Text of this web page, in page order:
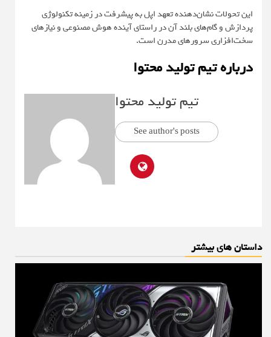
این تحولات نشان‌دهنده تعهد اپل به پیشرفت در زمینه تکنولوژی
پردازش و گام‌های بلند آن در راستای آینده هوش مصنوعی و نیازهای
سخت‌افزاری سرورهای مدرن است.
درباره تیم تولید محتوا
تیم تولید محتوا
See author's posts
داستان های بیشتر